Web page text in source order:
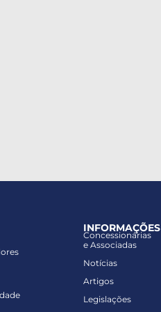
INFORMAÇÕES
Concessionárias
e Associadas
Notícias
Artigos
Legislações